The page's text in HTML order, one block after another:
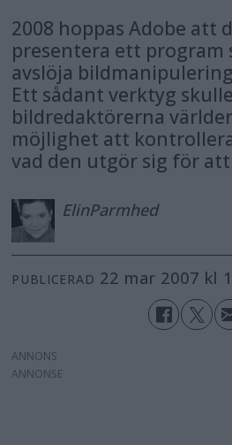
2008 hoppas Adobe att
presentera ett program
avslöja
Ett sådant verktyg
bildredaktörerna
möjlighet att
vad den utgör sig för att
ElinParmhed
PUBLICERAD 22 mar 2007 kl
ANNONS